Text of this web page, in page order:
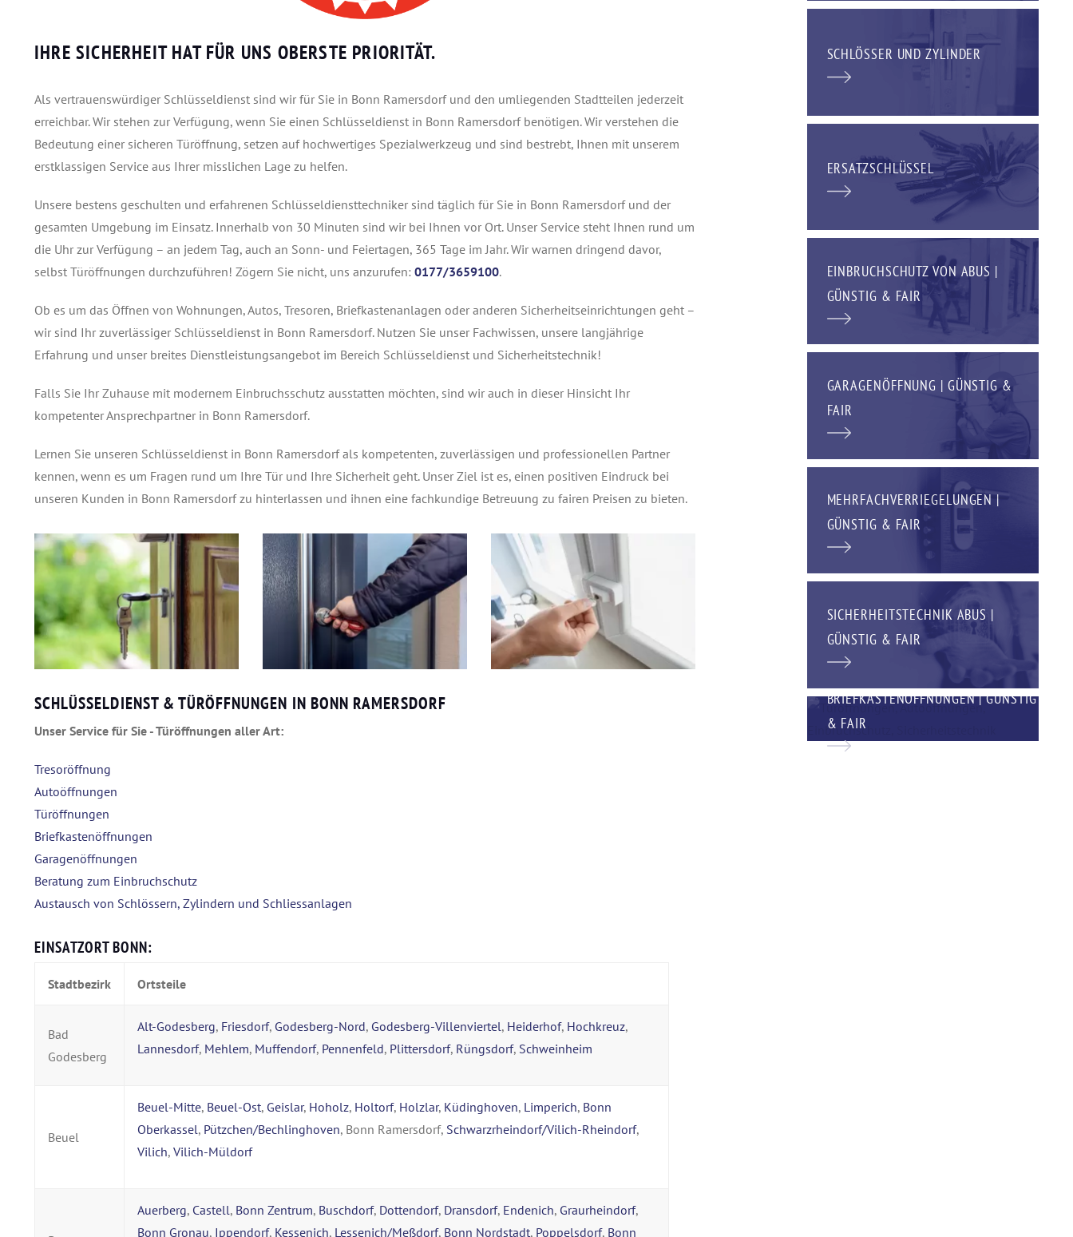
IHRE SICHERHEIT HAT FÜR UNS OBERSTE PRIORITÄT.
Als vertrauenswürdiger Schlüsseldienst sind wir für Sie in Bonn Ramersdorf und den umliegenden Stadtteilen jederzeit
erreichbar. Wir stehen zur Verfügung, wenn Sie einen Schlüsseldienst in Bonn Ramersdorf benötigen. Wir verstehen die
Bedeutung einer sicheren Türöffnung, setzen auf hochwertiges Spezialwerkzeug und sind bestrebt, Ihnen mit unserem
erstklassigen Service aus Ihrer misslichen Lage zu helfen.
Unsere bestens geschulten und erfahrenen Schlüsseldiensttechniker sind täglich für Sie in Bonn Ramersdorf und der
gesamten Umgebung im Einsatz. Innerhalb von 30 Minuten sind wir bei Ihnen vor Ort. Unser Service steht Ihnen rund um
die Uhr zur Verfügung – an jedem Tag, auch an Sonn- und Feiertagen, 365 Tage im Jahr. Wir warnen dringend davor,
selbst Türöffnungen durchzuführen! Zögern Sie nicht, uns anzurufen: 0177/3659100.
Ob es um das Öffnen von Wohnungen, Autos, Tresoren, Briefkastenanlagen oder anderen Sicherheitseinrichtungen geht –
wir sind Ihr zuverlässiger Schlüsseldienst in Bonn Ramersdorf. Nutzen Sie unser Fachwissen, unsere langjährige
Erfahrung und unser breites Dienstleistungsangebot im Bereich Schlüsseldienst und Sicherheitstechnik!
Falls Sie Ihr Zuhause mit modernem Einbruchsschutz ausstatten möchten, sind wir auch in dieser Hinsicht Ihr
kompetenter Ansprechpartner in Bonn Ramersdorf.
Lernen Sie unseren Schlüsseldienst in Bonn Ramersdorf als kompetenten, zuverlässigen und professionellen Partner
kennen, wenn es um Fragen rund um Ihre Tür und Ihre Sicherheit geht. Unser Ziel ist es, einen positiven Eindruck bei
unseren Kunden in Bonn Ramersdorf zu hinterlassen und ihnen eine fachkundige Betreuung zu fairen Preisen zu bieten.
SCHLÜSSELDIENST & TÜRÖFFNUNGEN IN BONN RAMERSDORF
Unser Service für Sie - Türöffnungen aller Art:
Tresoröffnung
Autoöffnungen
Türöffnungen
Briefkastenöffnungen
Garagenöffnungen
Beratung zum Einbruchschutz
Austausch von Schlössern, Zylindern und Schliessanlagen
EINSATZORT BONN:
Stadtbezirk Ortsteile
Bad
Godesberg
Alt-Godesberg, Friesdorf, Godesberg-Nord, Godesberg-Villenviertel, Heiderhof, Hochkreuz,
Lannesdorf, Mehlem, Muffendorf, Pennenfeld, Plittersdorf, Rüngsdorf, Schweinheim
Beuel
Beuel-Mitte, Beuel-Ost, Geislar, Hoholz, Holtorf, Holzlar, Küdinghoven, Limperich, Bonn
Oberkassel, Pützchen/Bechlinghoven, Bonn Ramersdorf, Schwarzrheindorf/Vilich-Rheindorf,
Vilich, Vilich-Müldorf
Auerberg, Castell, Bonn Zentrum, Buschdorf, Dottendorf, Dransdorf, Endenich, Graurheindorf,
Bonn Gronau, Ippendorf, Kessenich, Lessenich/Meßdorf, Bonn Nordstadt, Poppelsdorf, Bonn
SCHLÖSSER UND ZYLINDER
ERSATZSCHLÜSSEL
EINBRUCHSCHUTZ VON ABUS |
GÜNSTIG & FAIR
GARAGENÖFFNUNG | GÜNSTIG &
FAIR
MEHRFACHVERRIEGELUNGEN |
GÜNSTIG & FAIR
SICHERHEITSTECHNIK ABUS |
GÜNSTIG & FAIR
BRIEFKASTENÖFFNUNGEN | GÜNSTIG
& FAIR